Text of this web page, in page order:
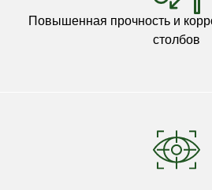
Повышенная прочность и
столбов